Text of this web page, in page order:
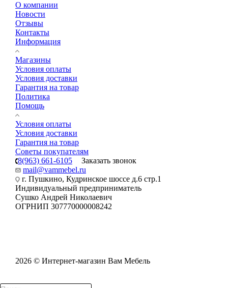
О компании
Новости
Отзывы
Контакты
Информация
Магазины
Условия оплаты
Условия доставки
Гарантия на товар
Политика
Помощь
Условия оплаты
Условия доставки
Гарантия на товар
Советы покупателям
8(963) 661-6105
Заказать звонок
mail@vammebel.ru
г. Пушкино, Кудринское шоссе д.6 стр.1
Индивидуальный предприниматель
Сушко Андрей Николаевич
ОГРНИП 307770000008242
2026 © Интернет-магазин Вам Мебель